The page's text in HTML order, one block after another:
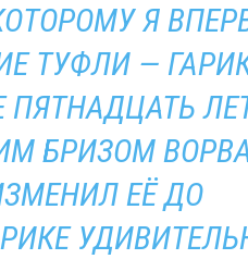
Я
ТУФЛИ —
БРИЗОМ
ЕЁ ДО